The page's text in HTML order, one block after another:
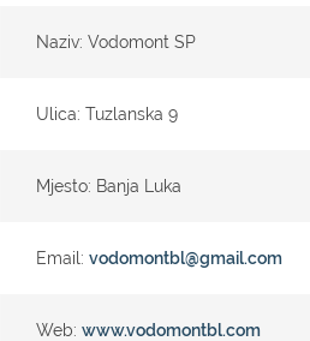
Naziv: Vodomont SP
Ulica: Tuzlanska 9
Mjesto: Banja Luka
Email: vodomontbl@gmail.com
Web: www.vodomontbl.com